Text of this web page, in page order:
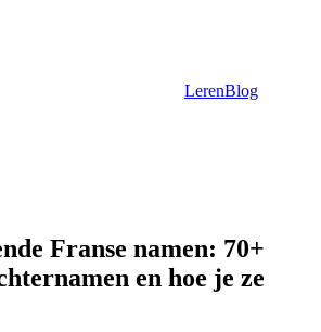
LerenBlog
Franse namen: 70+
en hoe je ze